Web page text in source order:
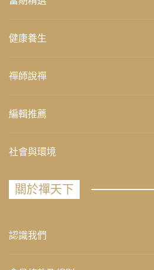
健康養生
禪師說禪
編輯推薦
社會與環境
關於禪天下
認識我們